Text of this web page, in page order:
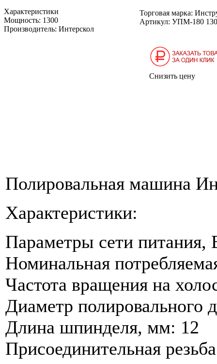
Характеристики
Мощность: 1300
Производитель: Интерскол
Торговая марка:
Артикул: УПМ-180
Снизить цену
Полировальная машина
Характеристики:
Параметры сети
Номинальная
Частота вращения на
Диаметр полировального
Длина шпинделя, мм: 12
Присоединительная